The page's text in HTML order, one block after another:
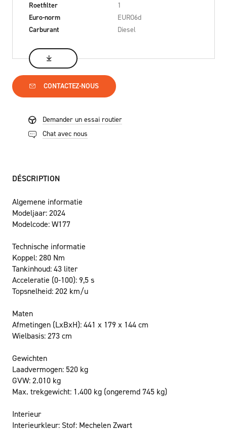
Roetfilter
1
Euro-norm
EURO6d
Carburant
Diesel
CONTACTEZ-NOUS
Demander un essai routier
Chat avec nous
DÉSCRIPTION
Algemene informatie
Modeljaar:2024
Modelcode:W177
Technische informatie
Koppel:280 Nm
Tankinhoud:43 liter
Acceleratie (0-100):9,5 s
Topsnelheid:202 km/u
Maten
Afmetingen (LxBxH):441 x 179 x 144 cm
Wielbasis:273 cm
Gewichten
Laadvermogen: 520 kg
GVW:2.010 kg
Max. trekgewicht: 1.400 kg (ongeremd 745 kg)
Interieur
Interieurkleur: Stof: Mechelen Zwart